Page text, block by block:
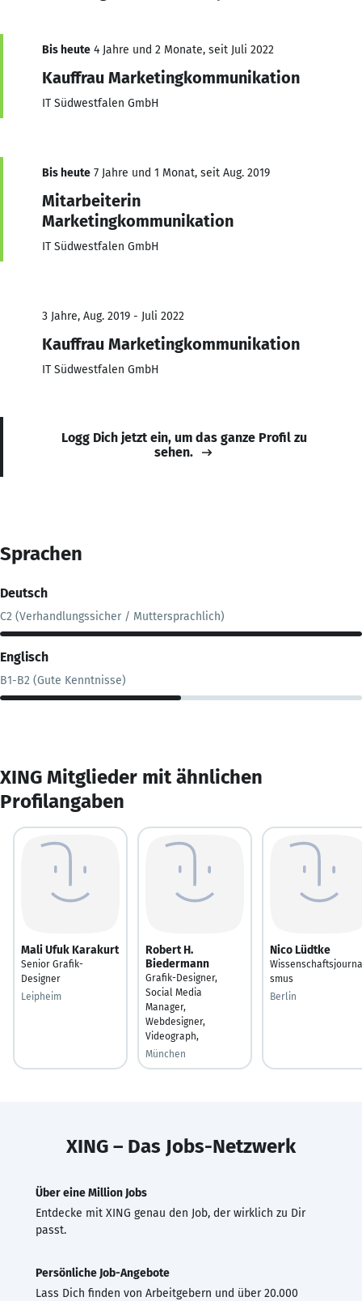
Bis heute 4 Jahre und 2 Monate, seit Juli 2022
Kauffrau Marketingkommunikation
IT Südwestfalen GmbH
Bis heute 7 Jahre und 1 Monat, seit Aug. 2019
Mitarbeiterin
Marketingkommunikation
IT Südwestfalen GmbH
3 Jahre, Aug. 2019 - Juli 2022
Kauffrau Marketingkommunikation
IT Südwestfalen GmbH
Logg Dich jetzt ein, um das ganze Profil zu
sehen.
Sprachen
Deutsch
C2 (Verhandlungssicher / Muttersprachlich)
Englisch
B1-B2 (Gute Kenntnisse)
XING Mitglieder mit ähnlichen
Profilangaben
Mali Ufuk Karakurt
Senior Grafik-
Designer
Leipheim
Robert H.
Biedermann
Grafik-Designer,
Social Media
Manager,
Webdesigner,
Videograph,
München
Nico Lüdtke
smus
Berlin
XING – Das Jobs-Netzwerk
Über eine Million Jobs
Entdecke mit XING genau den Job, der wirklich zu Dir
passt.
Persönliche Job-Angebote
Lass Dich finden von Arbeitgebern und über 20.000